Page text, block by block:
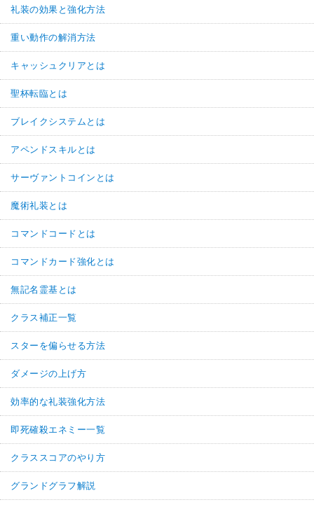
礼装の効果と強化方法
重い動作の解消方法
キャッシュクリアとは
聖杯転臨とは
ブレイクシステムとは
アペンドスキルとは
サーヴァントコインとは
魔術礼装とは
コマンドコードとは
コマンドカード強化とは
無記名霊基とは
クラス補正一覧
スターを偏らせる方法
ダメージの上げ方
効率的な礼装強化方法
即死確殺エネミー一覧
クラススコアのやり方
グランドグラフ解説